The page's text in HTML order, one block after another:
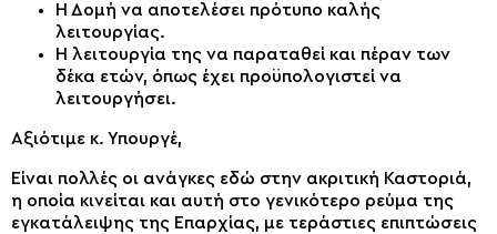
Η Δομή να αποτελέσει πρότυπο καλής
λειτουργίας.
Η λειτουργία της να παραταθεί και πέραν των
δέκα ετών, όπως έχει προϋπολογιστεί να
λειτουργήσει.
Αξιότιμε κ. Υπουργέ,
Είναι πολλές οι ανάγκες εδώ στην ακριτική Καστοριά,
η οποία κινείται και αυτή στο γενικότερο ρεύμα της
εγκατάλειψης της Επαρχίας, με τεράστιες επιπτώσεις